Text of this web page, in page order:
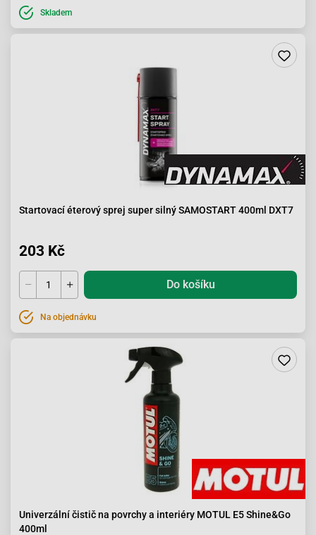
Skladem
Startovací éterový sprej super silný SAMOSTART 400ml DXT7
203 Kč
Do košíku
Na objednávku
Univerzální čistič na povrchy a interiéry MOTUL E5 Shine&Go
400ml